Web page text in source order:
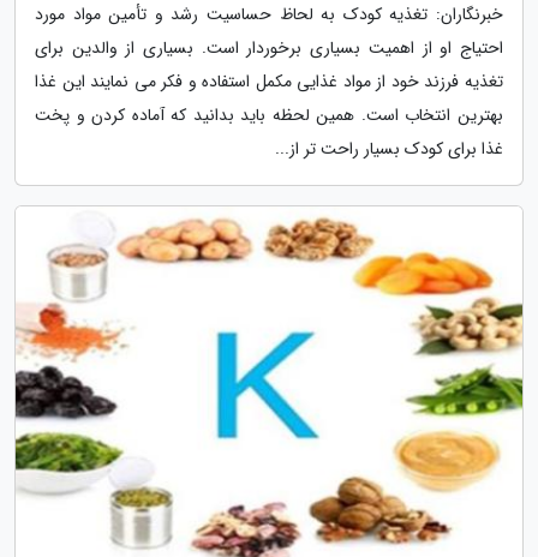
خبرنگاران: تغذیه کودک به لحاظ حساسیت رشد و تأمین مواد مورد
احتیاج او از اهمیت بسیاری برخوردار است. بسیاری از والدین برای
تغذیه فرزند خود از مواد غذایی مکمل استفاده و فکر می نمایند این غذا
بهترین انتخاب است. همین لحظه باید بدانید که آماده کردن و پخت
غذا برای کودک بسیار راحت تر از...